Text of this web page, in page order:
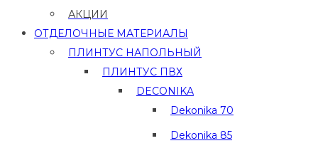
АКЦИИ
ОТДЕЛОЧНЫЕ МАТЕРИАЛЫ
ПЛИНТУС НАПОЛЬНЫЙ
ПЛИНТУС ПВХ
DECONIKA
Dekonika 70
Dekonika 85